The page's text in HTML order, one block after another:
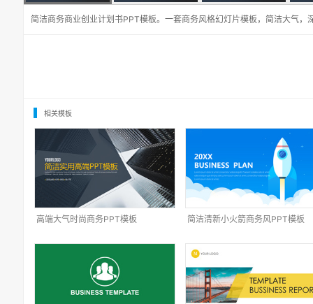
简洁商务商业创业计划书PPT模板。一套商务风格幻灯片模板，简洁大气，
相关模板
高端大气时尚商务PPT模板 简洁清新小火箭商务风PPT模板